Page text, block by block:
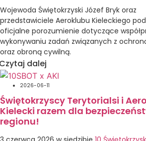
bezpieczeństwo w przelotach
a w szczególności wspólne
formuły rywalizacji w trakcie lotów
i zawodniczych, w coraz bardziej
środowisku przestrzennym.
Ponadto ważnym celem naszego obozu
aktywizacja środowiska pilotów
Aeroklubu Kieleckiego, popularyzacja
a także promowani regionu
zaproszonych gości.
Program obozu
Wojewoda Świętokrzyski Józef Bryk oraz
przedstawiciele Aeroklubu Kieleckiego
oficjalne porozumienie dotyczące
wykonywaniu zadań związanych z
oraz obroną cywilną.
Podpisany dokument precyzyjnie określa
ramy współdziałania obu stron na wypadek
wystąpienia różnego rodzaju zagrożeń
Głównym założeniem zawartego
wspieranie przez Aeroklub Kielecki działań
państwowych systemów ratowniczych, a
dalej
2026-06-11
Świętokrzyscy Terytorialsi i
Kielecki razem dla
regionu!